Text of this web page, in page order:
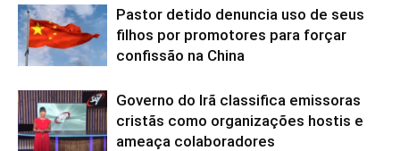
Pastor detido denuncia uso de seus
filhos por promotores para forçar
confissão na China
Governo do Irã classifica emissoras
cristãs como organizações hostis e
ameaça colaboradores